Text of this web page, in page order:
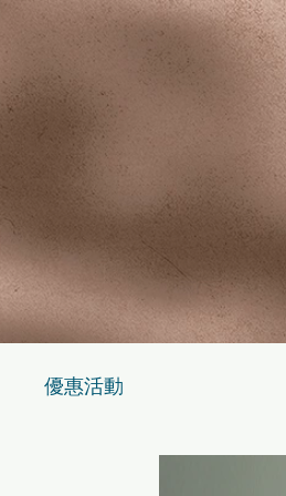
優惠活動